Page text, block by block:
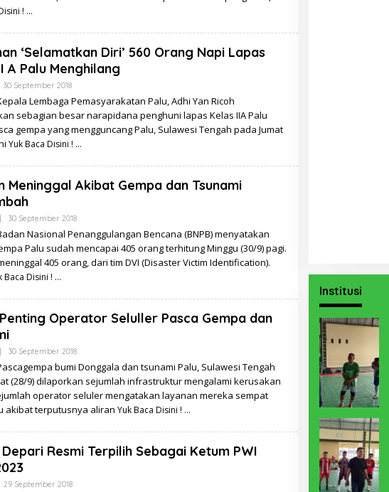
!
‘Selamatkan Diri’ 560 Orang Napi Lapas
A Palu Menghilang
30 September 2018Oleh
Lembaga Pemasyarakatan Palu, Adhi Yan Ricoh
sebagian besar narapidana penghuni lapas Kelas IIA Palu
gempa yang mengguncang Palu, Sulawesi Tengah pada Jumat
Yuk Baca Disini !
Meninggal Akibat Gempa dan Tsunami
| 30 September 2018Oleh
Nasional Penanggulangan Bencana (BNPB) menyatakan
Palu sudah mencapai 405 orang terhitung Minggu (30/9) pagi.
405 orang, dari tim DVI (Disaster Victim Identification).
Baca Disini !
Operator Seluller Pasca Gempa dan
| 30 September 2018Oleh
bumi Donggala dan tsunami Palu, Sulawesi Tengah
(28/9) dilaporkan sejumlah infrastruktur mengalami kerusakan
operator seluler mengatakan layanan mereka sempat
akibat terputusnya aliran Yuk Baca Disini !
Resmi Terpilih Sebagai Ketum PWI
29 September 2018Oleh
Institusi